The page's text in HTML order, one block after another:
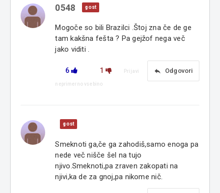
0548 gost
Mogoče so bili Brazilci .Štoj zna če de ge
tam kakšna fešta ? Pa gejžof nega več
jako viditi .
6 1 reply Odgovori
Prijavi
neprimerno vsebino
gost
Smeknoti ga,če ga zahodiš,samo enoga pa
nede več nišče šel na tujo
njivo.Smeknoti,pa zraven zakopati na
njivi,ka de za gnoj,pa nikome nič.